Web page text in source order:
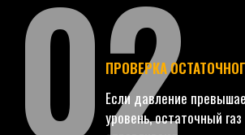
ПРОВЕРКА
Если давление
уровень, остаточный